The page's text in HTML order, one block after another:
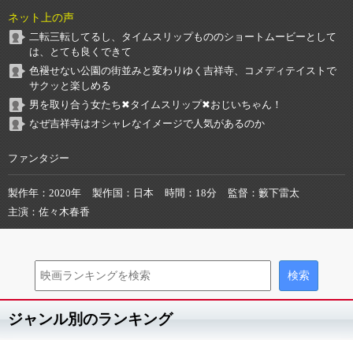
ネット上の声
二転三転してるし、タイムスリップもののショートムービーとして
は、とても良くできて
色褪せない公園の街並みと変わりゆく吉祥寺、コメディテイストで
サクッと楽しめる
男を取り合う女たち✖︎タイムスリップ✖︎おじいちゃん！
なぜ吉祥寺はオシャレなイメージで人気があるのか
ファンタジー
製作年 2020年 製作国 日本 時間 18分 監督
籔下雷太
主演
佐々木春香
ジャンル別のランキング